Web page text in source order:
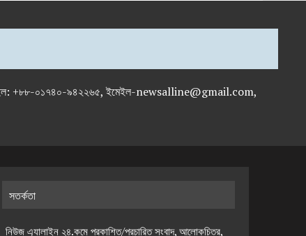
মোবাইল: +৮৮-০১৭৪০-৯৪২২৬৫, ইমেইল-newsalline@gmail.com,
সতর্কতা
নিউজ এ্যালাইন ২৪.কমে প্রকাশিত/প্রচারিত সংবাদ, আলোকচিত্র,